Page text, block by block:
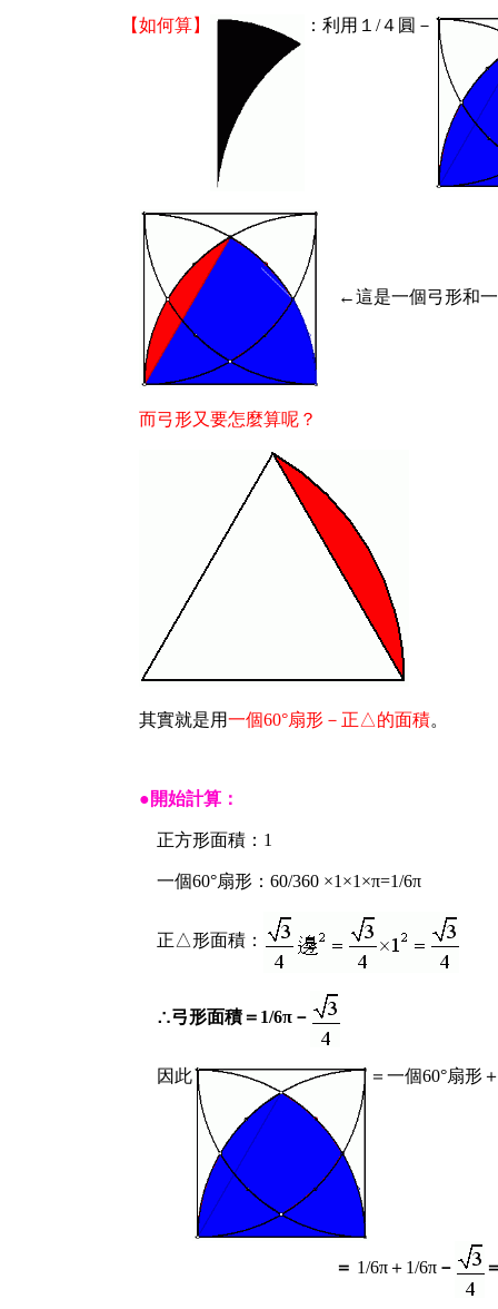
【如何算】 ：利用１/４圓－
←這是一個弓形和一
而弓形又要怎麼算呢？
其實就是用一個60°扇形－正△的面積。
●開始計算：
正方形面積：1
一個60°扇形：60/360 ×1×1×π=1/6π
正△形面積：
∴弓形面積＝ 1/6π－
因此 ＝ 一個60°扇形
＝ 1/6π＋1/6π －